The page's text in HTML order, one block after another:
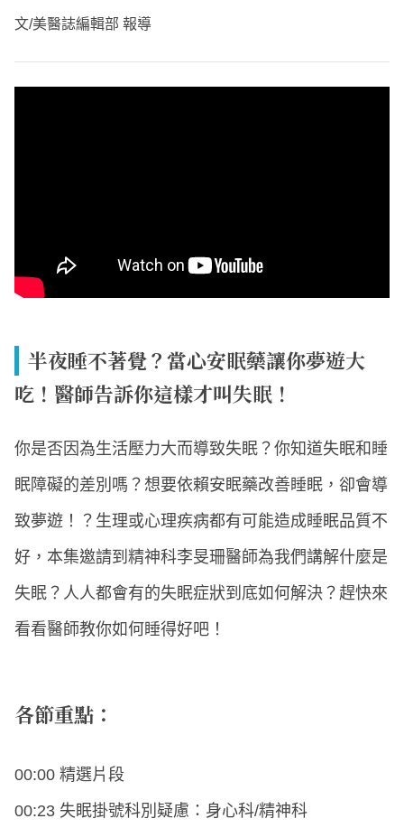
文/美醫誌編輯部 報導
半夜睡不著覺？當心安眠藥讓你夢遊大
吃！醫師告訴你這樣才叫失眠！
你是否因為生活壓力大而導致失眠？你知道失眠和睡
眠障礙的差別嗎？想要依賴安眠藥改善睡眠，卻會導
致夢遊！？生理或心理疾病都有可能造成睡眠品質不
好，本集邀請到精神科李旻珊醫師為我們講解什麼是
失眠？人人都會有的失眠症狀到底如何解決？趕快來
看看醫師教你如何睡得好吧！
各節重點：
00:00 精選片段
00:23 失眠掛號科別疑慮：身心科/精神科